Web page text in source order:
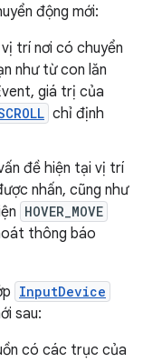
động mới:
trí nơi có chuyển
như từ con lăn
giá trị của
chỉ định
đề hiện tại vị trí
nhấn, cũng như
HOVER_MOVE
thông báo
InputDevice
sau:
có các trục của